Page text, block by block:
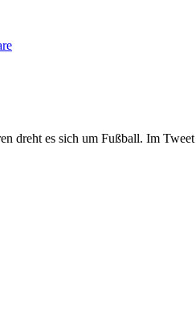
dreht es sich um Fußball. Im